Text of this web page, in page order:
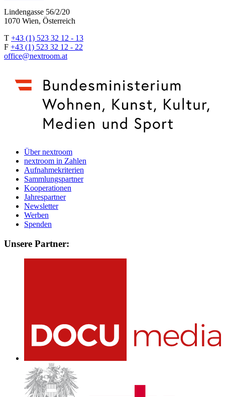
Lindengasse 56/2/20
1070 Wien, Österreich
T +43 (1) 523 32 12 - 13
F +43 (1) 523 32 12 - 22
office@nextroom.at
Über nextroom
nextroom in Zahlen
Aufnahmekriterien
Sammlungspartner
Kooperationen
Jahrespartner
Newsletter
Werben
Spenden
Unsere Partner: